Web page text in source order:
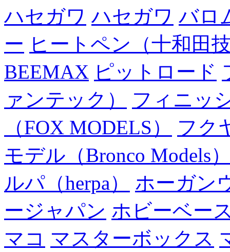
ハセガワ ハセガワ バロ
ー ヒートペン（十和田
BEEMAX ピットロード
ァンテック）
フィニッ
（FOX MODELS）
フク
モデル（Bronco Models
ルパ（herpa）
ホーガン
ージャパン ホビーベー
マコ マスターボックス